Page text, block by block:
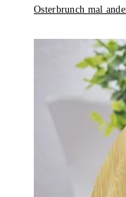
Osterbrunch mal